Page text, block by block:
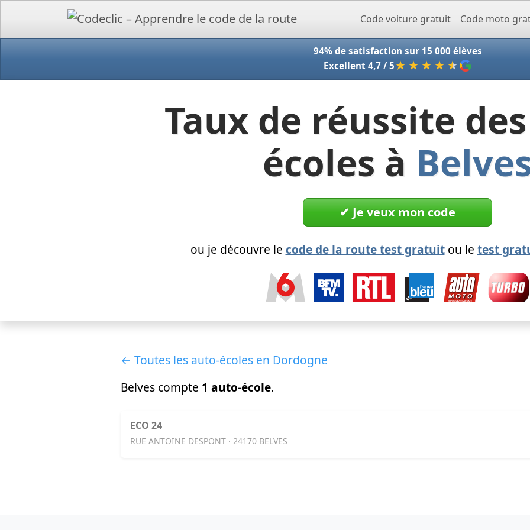
Accueil - CodeclicCode voiture gratuit Code moto
94% de satisfaction sur 15 000 élèves
Excellent 4,7 / 5★★★★ ★
Taux de réussite
écoles à
✔︎ Je veux mon code
ou je découvre le code de la route test gratuitou le test
← Toutes les auto-écoles en Dordogne
Belves compte 1 auto-école.
ECO 24
RUE ANTOINE DESPONT · 24170 BELVES